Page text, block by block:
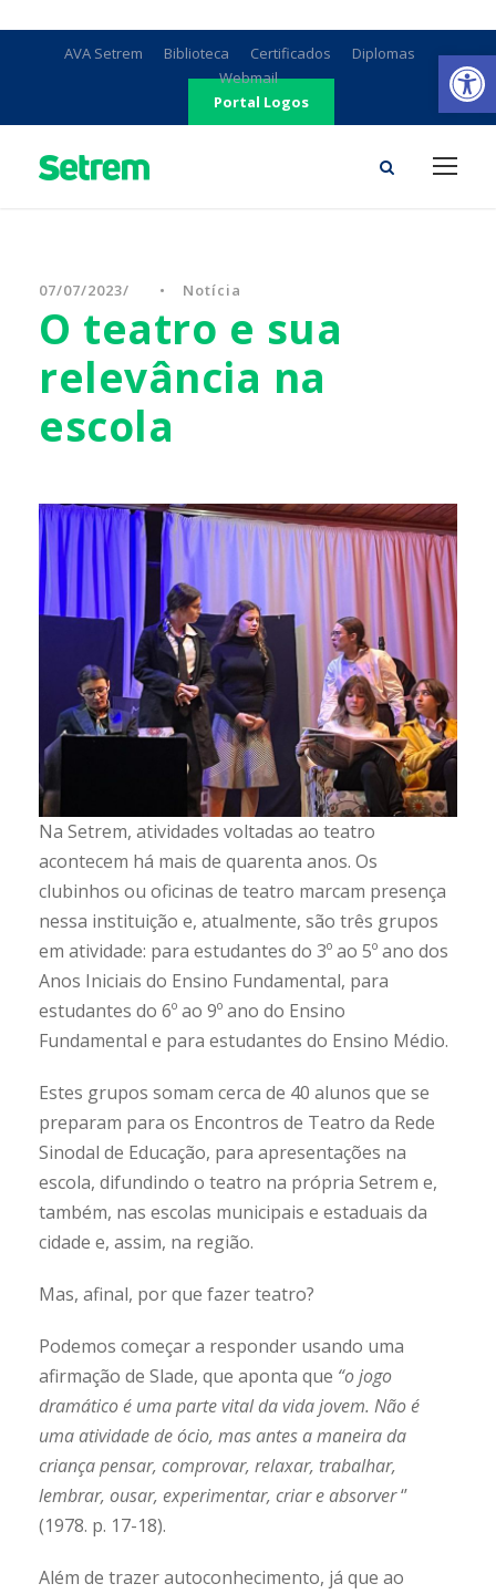
AVA Setrem Biblioteca Certificados
Diplomas
Webmail
Portal Logos
07/07/2023 • Notícia
O teatro e sua
relevância na
escola
Na Setrem, atividades voltadas ao teatro
acontecem há mais de quarenta anos. Os
clubinhos ou oficinas de teatro marcam presença
nessa instituição e, atualmente, são três grupos
em atividade: para estudantes do 3º ao 5º ano dos
Anos Iniciais do Ensino Fundamental, para
estudantes do 6º ao 9º ano do Ensino
Fundamental e para estudantes do Ensino Médio.
Estes grupos somam cerca de 40 alunos que se
preparam para os Encontros de Teatro da Rede
Sinodal de Educação, para apresentações na
escola, difundindo o teatro na própria Setrem e,
também, nas escolas municipais e estaduais da
cidade e, assim, na região.
Mas, afinal, por que fazer teatro?
Podemos começar a responder usando uma
afirmação de Slade, que aponta que “o jogo
dramático é uma parte vital da vida jovem. Não é
uma atividade de ócio, mas antes a maneira da
criança pensar, comprovar, relaxar, trabalhar,
lembrar, ousar, experimentar, criar e absorver‘’
(1978. p. 17-18).
Além de trazer autoconhecimento, já que ao